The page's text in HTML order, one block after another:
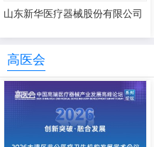
山东新华医疗器械股份有限公司
高医会